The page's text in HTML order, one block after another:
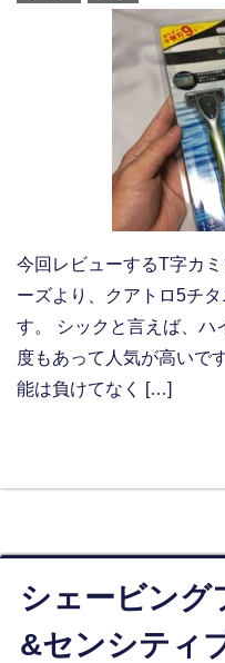
今回レビューするT字カ
ーズより、クアトロ5チ
す。 シックと言えば、ハ
度もあって人気が高いで
能は負けてなく […]
シェービング
&センシティ